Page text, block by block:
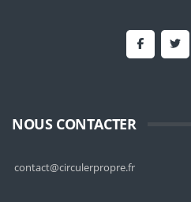
NOUS CONTACTER
contact@circulerpropre.fr